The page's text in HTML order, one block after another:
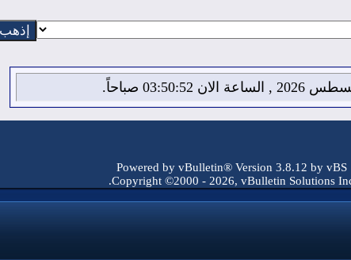
Powered by vBulletin® Version 3.8.12 by vBS
Copyright ©2000 - 2026, vBulletin Solutions